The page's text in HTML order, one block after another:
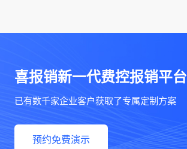
喜报销新一代费控报销平台
已有数千家企业客户获取了专属定制方案
预约免费演示